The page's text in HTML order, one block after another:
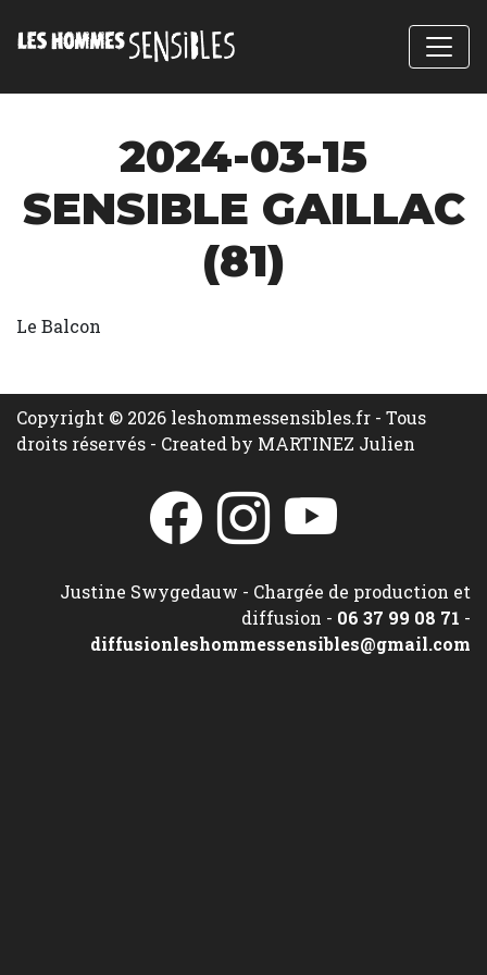
2024-03-15
SENSIBLE GAILLAC
(81)
Le Balcon
Copyright © 2026 leshommessensibles.fr - Tous
droits réservés - Created by MARTINEZ Julien
Justine Swygedauw - Chargée de production et
diffusion - 06 37 99 08 71 -
diffusionleshommessensibles@gmail.com